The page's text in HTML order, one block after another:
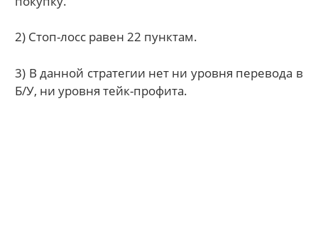
2) Стоп-лосс равен 22 пунктам.
3) В данной стратегии нет ни уровня перевода в
Б/У, ни уровня тейк-профита.